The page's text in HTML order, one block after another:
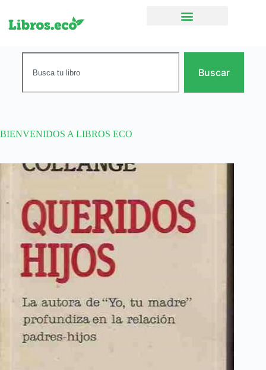
Buscar
BIENVENIDOS A LIBROS ECO